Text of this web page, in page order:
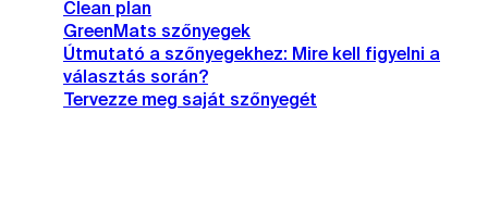
Clean plan
GreenMats szőnyegek
Útmutató a szőnyegekhez: Mire kell figyelni a
választás során?
Tervezze meg saját szőnyegét